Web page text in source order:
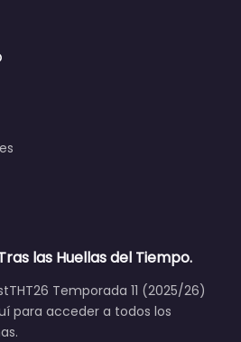
las Huellas del Tiempo.
Temporada 11 (2025/26)
para acceder a todos los